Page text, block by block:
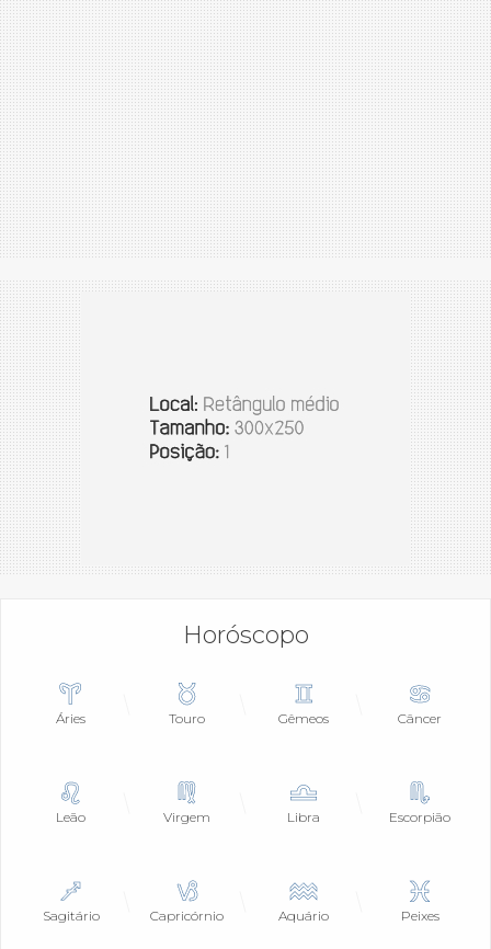
Horóscopo
Áries Touro Gêmeos Câncer
Leão Virgem Libra Escorpião
Sagitário Capricórnio Aquário Peixes